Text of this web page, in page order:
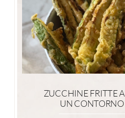
ZUCCHINE FRITTE
UN CONTORNO